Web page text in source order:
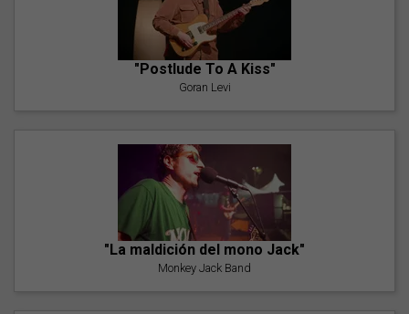
"Postlude To A Kiss"
Goran Levi
"La maldición del mono Jack"
Monkey Jack Band